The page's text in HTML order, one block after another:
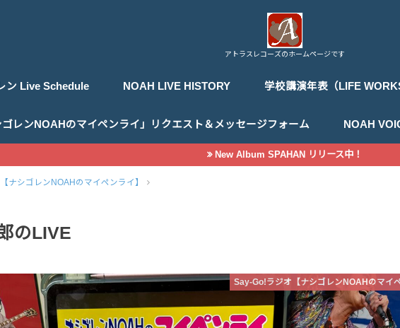
アトラスレコーズのホームページです
ン Live Schedule NOAH LIVE HISTORY 学校講演年表（LIFE
ゴレンNOAHのマイペンライ」リクエスト＆メッセージフォーム NOAH
New Album SPAHAN リリース中！
ナシゴレンNOAHのマイペンライ】
のLIVE
Say-Go!ラジオ【ナシゴレンNOAHのマイ